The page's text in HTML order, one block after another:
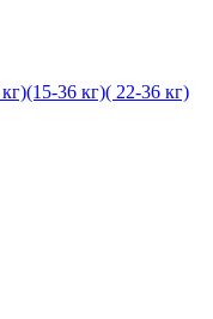
36 кг)( 22-36 кг)